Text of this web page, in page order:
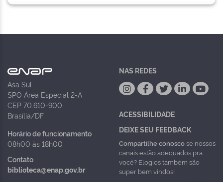
Asa Sul
SPO Área Especial 2-A
CEP 70.610-900
Brasília/DF
Horário de funcionamento
08h00 às 18h00
Contato
biblioteca@enap.gov.br
NAS REDES
ACESSIBILIDADE
DEIXE SEU FEEDBACK
Compartilhe conoscose nossos
canais estão adequados pra
você? Elogios também são
super bem vindos!